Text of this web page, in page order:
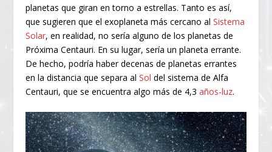
planetas que giran en torno a estrellas. Tanto es así,
que sugieren que el exoplaneta más cercano alSistema
Solar, en realidad, no sería alguno de los planetas de
Próxima Centauri. En su lugar, sería un planeta errante.
De hecho, podría haber decenas de planetas errantes
en la distancia que separa alSol del sistema de Alfa
Centauri, que se encuentra algo más de 4,3años-luz.